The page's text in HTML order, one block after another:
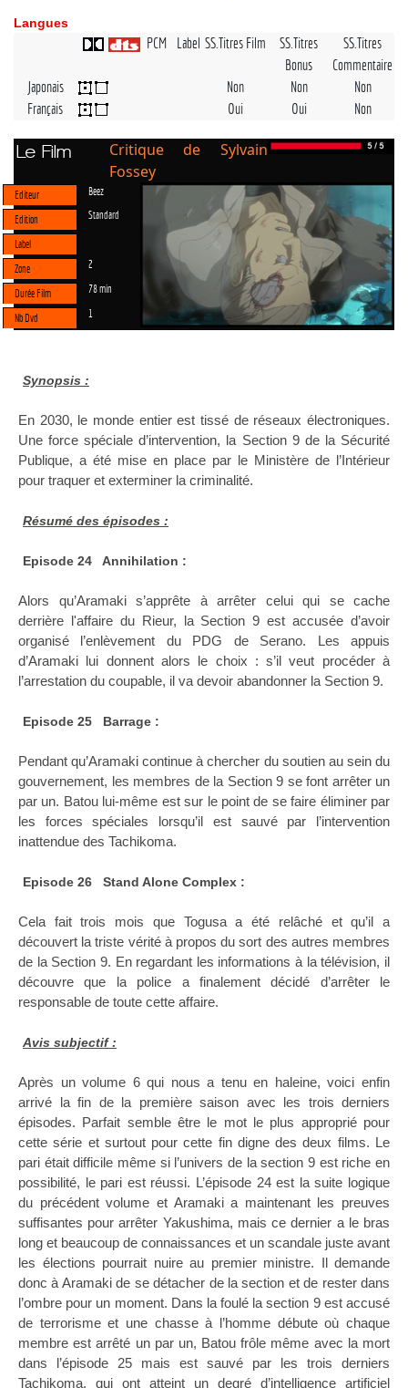
Langues
PCM Label SS.Titres Film
SS.Titres
Bonus
SS.Titres
Commentaire
Japonais
Non Non
Non
Français
Oui Oui Non
Le Film
Critique de Sylvain
Fossey
Editeur Beez
Edition Standard
Label
Zone
2
Durée Film 78 min
Nb Dvd 1
Synopsis :
En 2030, le monde entier est tissé de réseaux électroniques.
Une force spéciale d’intervention, la Section 9 de la Sécurité
Publique, a été mise en place par le Ministère de l’Intérieur
pour traquer et exterminer la criminalité.
Résumé des épisodes :
Episode 24 Annihilation :
Alors qu’Aramaki s’apprête à arrêter celui qui se cache
derrière l'affaire du Rieur, la Section 9 est accusée d’avoir
organisé l’enlèvement du PDG de Serano. Les appuis
d’Aramaki lui donnent alors le choix : s’il veut procéder à
l’arrestation du coupable, il va devoir abandonner la Section 9.
Episode 25 Barrage :
Pendant qu’Aramaki continue à chercher du soutien au sein du
gouvernement, les membres de la Section 9 se font arrêter un
par un. Batou lui-même est sur le point de se faire éliminer par
les forces spéciales lorsqu’il est sauvé par l’intervention
inattendue des Tachikoma.
Episode 26 Stand Alone Complex :
Cela fait trois mois que Togusa a été relâché et qu’il a
découvert la triste vérité à propos du sort des autres membres
de la Section 9. En regardant les informations à la télévision, il
découvre que la police a finalement décidé d’arrêter le
responsable de toute cette affaire.
Avis subjectif :
Après un volume 6 qui nous a tenu en haleine, voici enfin
arrivé la fin de la première saison avec les trois derniers
épisodes. Parfait semble être le mot le plus approprié pour
cette série et surtout pour cette fin digne des deux films. Le
pari était difficile même si l’univers de la section 9 est riche en
possibilité, le pari est réussi. L’épisode 24 est la suite logique
du précédent volume et Aramaki a maintenant les preuves
suffisantes pour arrêter Yakushima, mais ce dernier a le bras
long et beaucoup de connaissances et un scandale juste avant
les élections pourrait nuire au premier ministre. Il demande
donc à Aramaki de se détacher de la section et de rester dans
l’ombre pour un moment. Dans la foulé la section 9 est accusé
de terrorisme et une chasse à l’homme débute où chaque
membre est arrêté un par un, Batou frôle même avec la mort
dans l’épisode 25 mais est sauvé par les trois derniers
Tachikoma, qui ont atteint un degré d’intelligence artificiel